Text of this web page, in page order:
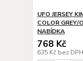
UFO JERSEY
COLOR GREY/
NABÍDKA
768 Kč
635 Kč bez DPH